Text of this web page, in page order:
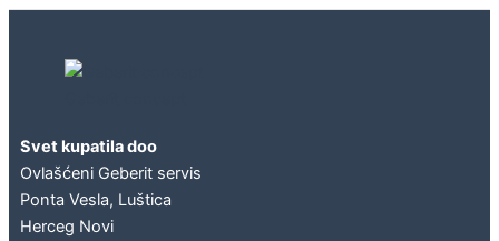
Svet kupatila doo
Ovlašćeni Geberit servis
Ponta Vesla, Luštica
Herceg Novi